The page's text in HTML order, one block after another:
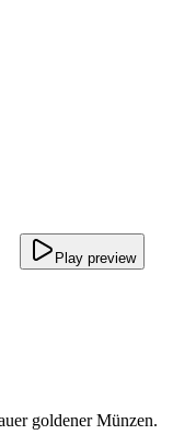
Play preview
goldener Münzen.